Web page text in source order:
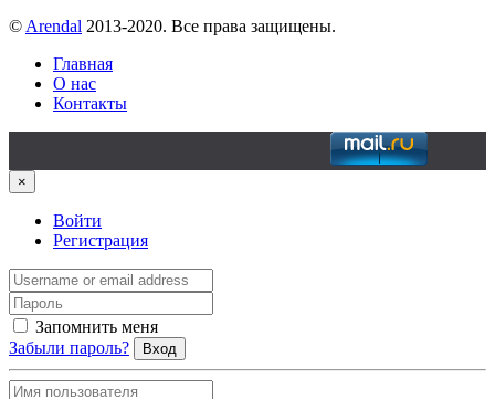
© Arendal 2013-2020. Все права защищены.
Главная
О нас
Контакты
×
Войти
Регистрация
Запомнить меня
Забыли пароль?
Вход